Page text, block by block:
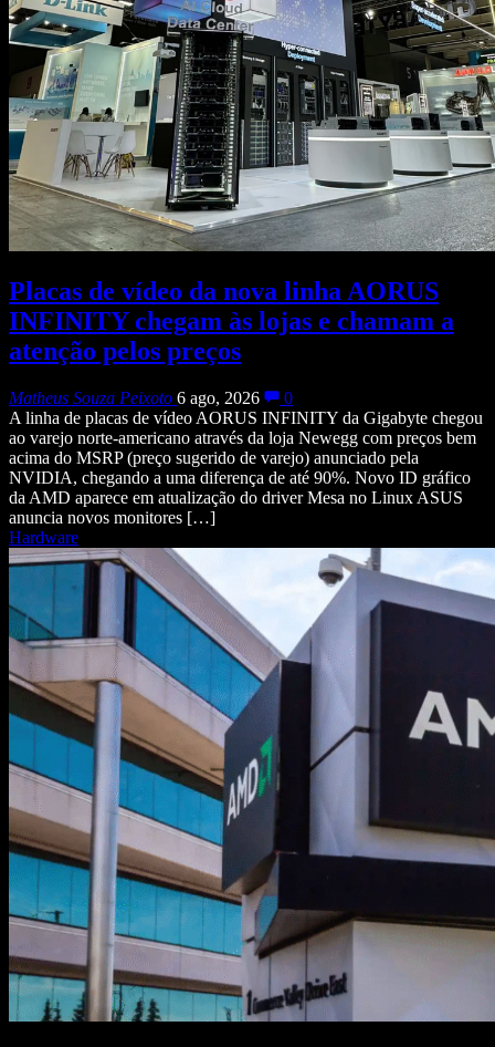
Placas de vídeo da nova linha AORUS
INFINITY chegam às lojas e chamam a
atenção pelos preços
Matheus Souza Peixoto 6 ago, 2026
0
A linha de placas de vídeo AORUS INFINITY da Gigabyte chegou
ao varejo norte-americano através da loja Newegg com preços bem
acima do MSRP (preço sugerido de varejo) anunciado pela
NVIDIA, chegando a uma diferença de até 90%. Novo ID gráfico
da AMD aparece em atualização do driver Mesa no Linux ASUS
anuncia novos monitores […]
Hardware